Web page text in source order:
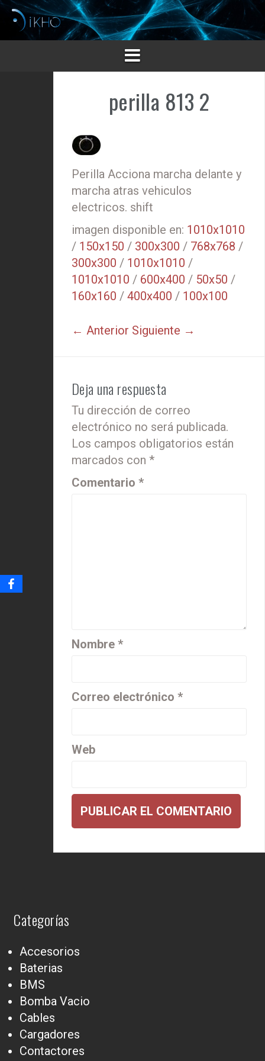
Saltar
contenido
perilla 813 2
Perilla Acciona marcha delante y
marcha atras vehiculos
electricos. shift
imagen disponible en: 1010x1010
/ 150x150 / 300x300 / 768x768 /
300x300 / 1010x1010 /
1010x1010 / 600x400 / 50x50 /
160x160 / 400x400 / 100x100
← Anterior Siguiente →
Deja una respuesta
Tu dirección de correo
electrónico no será publicada.
Los campos obligatorios están
marcados con *
Comentario *
Nombre *
Correo electrónico *
Web
Categorías
Accesorios
Baterias
BMS
Bomba Vacio
Cables
Cargadores
Contactores